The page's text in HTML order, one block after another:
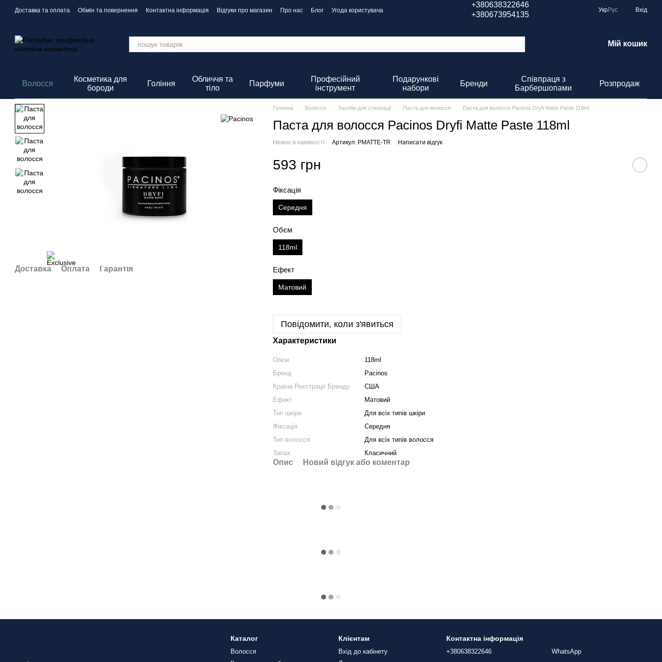
Перейти до основного контенту
Доставка та оплата Обмін та повернення Контактна інформація Відгуки про магазин Про нас Блог
Угода користувача
+380638322646
+380673954135
УкрРус Вхід
Мій кошик
Волосся
Косметика для
бороди
Гоління
Обличчя та
тіло
Парфуми
Професійний
інструмент
Подарункові
набори
Бренди
Співпраця з
Барбершопами
Розпродаж
Доставка Оплата Гарантія
Головна Волосся Засоби для стилізації Паста для волосся Паста для волосся Pacinos Dryfi Matte Paste 118ml
Паста для волосся Pacinos Dryfi Matte Paste 118ml
Немає в наявності Артикул: PMATTE-TR Написати відгук
593 грн
Фіксація
Середня
Обєм
118ml
Ефект
Матовий
Повідомити, коли з'явиться
Характеристики
Обєм
118ml
Бренд
Pacinos
Країна Реєстрації Бренду
США
Ефект
Матовий
Тип шкіри
Для всіх типів шкіри
Фіксація
Середня
Тип волосся
Для всіх типів волосся
Запах
Класичний
Опис Новий відгук або коментар
Каталог
Волосся
Клієнтам
Вхід до кабінету
Контактна інформація
+380638322646
WhatsApp